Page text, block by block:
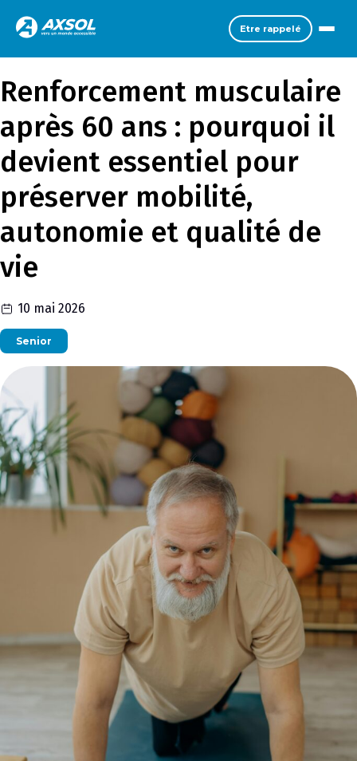
Etre rappelé
Renforcement musculaire
après 60 ans : pourquoi il
devient essentiel pour
préserver mobilité,
autonomie et qualité de
vie
10 mai 2026
Senior